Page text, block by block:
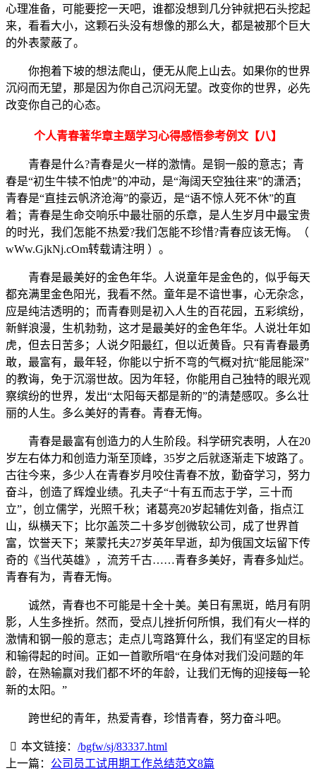
心理准备，可能要挖一天吧，谁都没想到几分钟就把石头挖起
来，看看大小，这颗石头没有想像的那么大，都是被那个巨大
的外表蒙蔽了。
你抱着下坡的想法爬山，便无从爬上山去。如果你的世界
沉闷而无望，那是因为你自己沉闷无望。改变你的世界，必先
改变你自己的心态。
个人青春著华章主题学习心得感悟参考例文【八】
青春是什么?青春是火一样的激情。是铜一般的意志；青
春是“初生牛犊不怕虎”的冲动，是“海阔天空独往来”的潇洒；
青春是“直挂云帆济沧海”的豪迈，是“语不惊人死不休”的直
着；青春是生命交响乐中最壮丽的乐章，是人生岁月中最宝贵
的时光，我们怎能不热爱?我们怎能不珍惜?青春应该无悔。（
wWw.GjkNj.cOm转载请注明 ）。
青春是最美好的金色年华。人说童年是金色的，似乎每天
都充满里金色阳光，我看不然。童年是不谙世事，心无杂念，
应是纯洁透明的；而青春则是初入人生的百花园，五彩缤纷，
新鲜浪漫，生机勃勃，这才是最美好的金色年华。人说壮年如
虎，但去日苦多；人说夕阳最红，但以近黄昏。只有青春最勇
敢，最富有，最年轻，你能以宁折不弯的气概对抗“能屈能深”
的教诲，免于沉溺世故。因为年轻，你能用自己独特的眼光观
察缤纷的世界，发出“太阳每天都是新的”的清楚感叹。多么壮
丽的人生。多么美好的青春。青春无悔。
青春是最富有创造力的人生阶段。科学研究表明，人在20
岁左右体力和创造力渐至顶峰，35岁之后就逐渐走下坡路了。
古往今来，多少人在青春岁月咬住青春不放，勤奋学习，努力
奋斗，创造了辉煌业绩。孔夫子“十有五而志于学，三十而
立”，创立儒学，光照千秋；诸葛亮20岁起辅佐刘备，指点江
山，纵横天下；比尔盖茨二十多岁创微软公司，成了世界首
富，饮誉天下；莱蒙托夫27岁英年早逝，却为俄国文坛留下传
奇的《当代英雄》，流芳千古……青春多美好，青春多灿烂。
青春有为，青春无悔。
诚然，青春也不可能是十全十美。美日有黑斑，皓月有阴
影，人生多挫折。然而，受点儿挫折何所惧，我们有火一样的
激情和钢一般的意志；走点儿弯路算什么，我们有坚定的目标
和输得起的时间。正如一首歌所唱“在身体对我们没问题的年
龄，在熟输赢对我们都不坏的年龄，让我们无悔的迎接每一轮
新的太阳。”
跨世纪的青年，热爱青春，珍惜青春，努力奋斗吧。
本文链接：/bgfw/sj/83337.html
上一篇： 公司员工试用期工作总结范文8篇